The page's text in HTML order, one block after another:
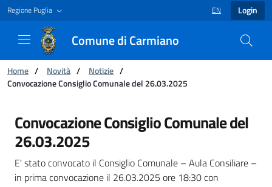
Regione Puglia LANGUAGE
EN Login
Comune di Carmiano
You are:
Home / Novità / Notizie /
Convocazione Consiglio Comunale del 26.03.2025
Convocazione Consiglio Comunale del
Convocazione Consiglio Comunale del
26.03.2025
E' stato convocato il Consiglio Comunale – Aula Consiliare –
in prima convocazione il 26.03.2025 ore 18:30 con